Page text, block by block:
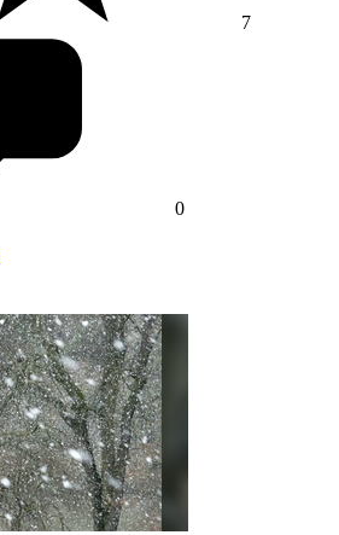
7
0